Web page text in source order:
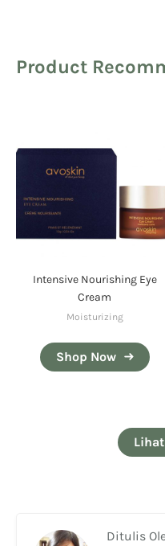
Product
Intensive Nourishing Eye
Cream
Moisturizing
Shop Now
Ditulis